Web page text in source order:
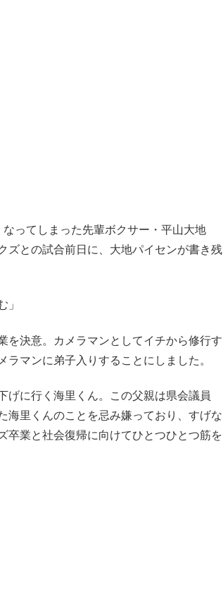
ってしまった先輩ボクサー・平山大地
ズとの試合前日に、大地パイセンが書き残
」
決意。カメラマンとしてイチから修行す
マンに弟子入りすることにしました。
に行く海里くん。この父親は県会議員
海里くんのことを忌み嫌っており、すげな
卒業と社会復帰に向けてひとつひとつ筋を